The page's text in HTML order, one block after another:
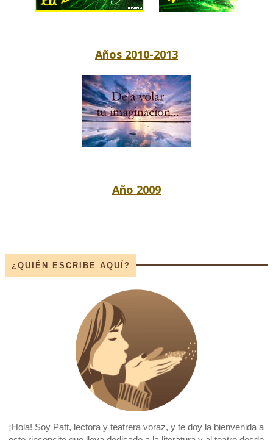
Años 2010-2013
Año 2009
¿QUIÉN ESCRIBE AQUÍ?
¡Hola! Soy Patt, lectora y teatrera voraz, y te doy la bienvenida a